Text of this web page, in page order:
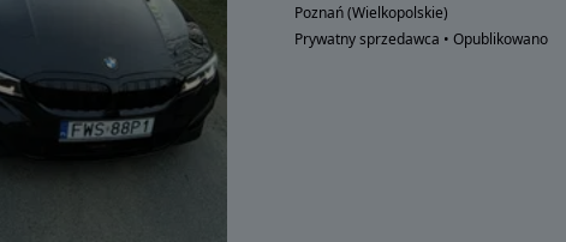
Poznań (Wielkopolskie)
Prywatny sprzedawca • Opublikowano